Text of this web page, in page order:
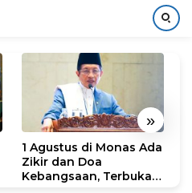
»
1 Agustus di Monas Ada
Zikir dan Doa
Kebangsaan, Terbuka